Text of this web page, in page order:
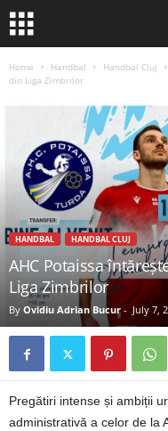
Home Handbal Handbal Cluj
din Liga Zimbrilor
HANDBAL HANDBAL CLUJ
AHC Potaissa
Liga Zimbrilor
By Ovidiu Adrian Bucur - July 7,
Pregătiri intense și ambiții
administrativă a celor de la